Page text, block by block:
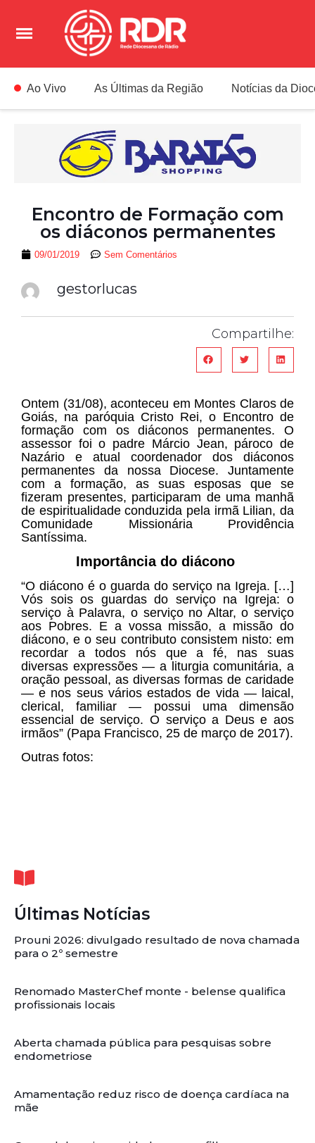
Ao Vivo As Últimas da Região Notícias da
Encontro de Formação com
os diáconos permanentes
09/01/2019 Sem Comentários
gestorlucas
Compartilhe:
Ontem (31/08), aconteceu em Montes Claros de
Goiás, na paróquia Cristo Rei, o Encontro de
formação com os diáconos permanentes. O
assessor foi o padre Márcio Jean, pároco de
Nazário e atual coordenador dos diáconos
permanentes da nossa Diocese. Juntamente
com a formação, as suas esposas que se
fizeram presentes, participaram de uma manhã
de espiritualidade conduzida pela irmã Lilian, da
Comunidade Missionária Providência
Santíssima.
Importância do diácono
“O diácono é o guarda do serviço na Igreja. […]
Vós sois os guardas do serviço na Igreja: o
serviço à Palavra, o serviço no Altar, o serviço
aos Pobres. E a vossa missão, a missão do
diácono, e o seu contributo consistem nisto: em
recordar a todos nós que a fé, nas suas
diversas expressões — a liturgia comunitária, a
oração pessoal, as diversas formas de caridade
— e nos seus vários estados de vida — laical,
clerical, familiar — possui uma dimensão
essencial de serviço. O serviço a Deus e aos
irmãos” (Papa Francisco, 25 de março de 2017).
Outras fotos:
Últimas Notícias
Prouni 2026: divulgado resultado de nova chamada
para o 2º semestre
Renomado MasterChef monte - belense qualifica
profissionais locais
Aberta chamada pública para pesquisas sobre
endometriose
Amamentação reduz risco de doença cardíaca na
mãe